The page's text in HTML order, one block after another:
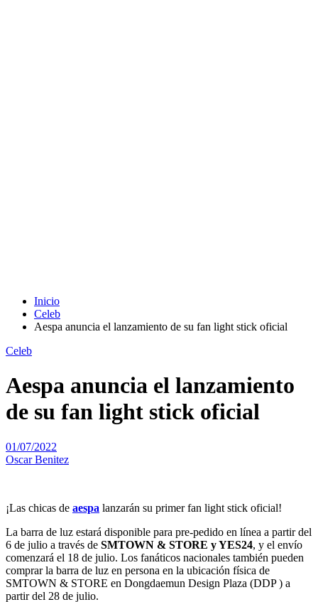
Inicio
Celeb
Aespa anuncia el lanzamiento de su fan light stick oficial
Celeb
Aespa anuncia el lanzamiento
de su fan light stick oficial
01/07/2022
Oscar Benitez
¡Las chicas de aespa lanzarán su primer fan light stick oficial!
La barra de luz estará disponible para pre-pedido en línea a partir del
6 de julio a través de SMTOWN & STORE y YES24, y el envío
comenzará el 18 de julio. Los fanáticos nacionales también pueden
comprar la barra de luz en persona en la ubicación física de
SMTOWN & STORE en Dongdaemun Design Plaza (DDP ) a
partir del 28 de julio.